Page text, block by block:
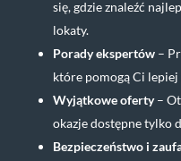
się, gdzie znaleźć
lokaty.
Porady ekspertów–
które pomogą Ci lepiej
Wyjątkowe oferty–
okazje dostępne tylko
Bezpieczeństwo i